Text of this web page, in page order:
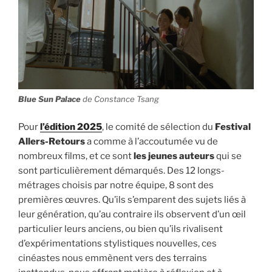
Blue Sun Palacede Constance Tsang
Pourl’édition 2025, le comité de sélection du Festival
Allers-Retoursa comme à l’accoutumée vu de
nombreux films, et ce sontles jeunes auteursqui se
sont particulièrement démarqués. Des 12 longs-
métrages choisis par notre équipe, 8 sont des
premières œuvres. Qu’ils s’emparent des sujets liés à
leur génération, qu’au contraire ils observent d’un œil
particulier leurs anciens, ou bien qu’ils rivalisent
d’expérimentations stylistiques nouvelles, ces
cinéastes nous emmènent vers des terrains